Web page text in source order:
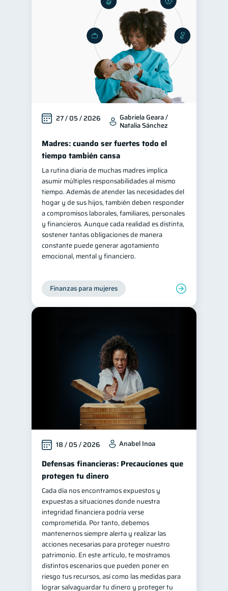
Cuenta Inactiva
Finanzas Personales 1
Finanzas en Pareja
Educación Financiera 1
Mipymes 1
Información financiera 1
inversiones 1
Retiro 1 Doble sueldo 1
información financiera 1
27 / 05 / 2026 Gabriela Geara /
Natalia Sánchez
Madres: cuando ser fuertes todo el
tiempo también cansa
La rutina diaria de muchas madres implica
asumir múltiples responsabilidades al mismo
tiempo. Además de atender las necesidades del
hogar y de sus hijos, también deben responder
a compromisos laborales, familiares, personales
y financieros. Aunque cada realidad es distinta,
sostener tantas obligaciones de manera
constante puede generar agotamiento
emocional, mental y financiero.
Finanzas para mujeres
18 / 05 / 2026 Anabel Inoa
Defensas financieras: Precauciones que
protegen tu dinero
Cada día nos encontramos expuestos y
expuestas a situaciones donde nuestra
integridad financiera podría verse
comprometida. Por tanto, debemos
mantenernos siempre alerta y realizar las
acciones necesarias para proteger nuestro
patrimonio. En este artículo, te mostramos
distintos escenarios que pueden poner en
riesgo tus recursos, así como las medidas para
lograr salvaguardar tu dinero y proteger tu